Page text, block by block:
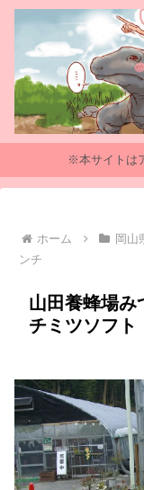
※本サイトは
ホーム 岡山
ンチ
山田養蜂場み
チミツソフト